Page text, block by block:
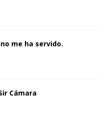
me ha servido.
Cámara